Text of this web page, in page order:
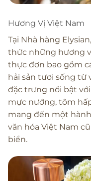
Hương Vị Việt Nam
Tại Nhà hàng
thức những hương
thực đơn bao gồm
hải sản tươi sống từ
đặc trưng nổi bật
mực nướng, tôm
mang đến một
văn hóa Việt Nam
biển.